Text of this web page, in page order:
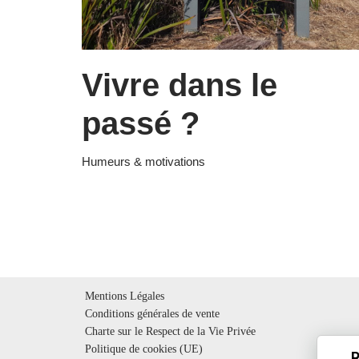
Vivre dans le
passé ?
Humeurs & motivations
Mentions Légales
Conditions générales de vente
Charte sur le Respect de la Vie Privée
Politique de cookies (UE)